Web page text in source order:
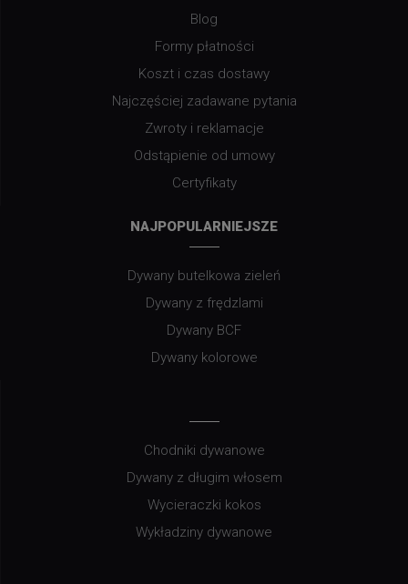
Blog
Formy płatności
Koszt i czas dostawy
Najczęściej zadawane pytania
Zwroty i reklamacje
Odstąpienie od umowy
Certyfikaty
NAJPOPULARNIEJSZE
Dywany butelkowa zieleń
Dywany z frędzlami
Dywany BCF
Dywany kolorowe
Chodniki dywanowe
Dywany z długim włosem
Wycieraczki kokos
Wykładziny dywanowe